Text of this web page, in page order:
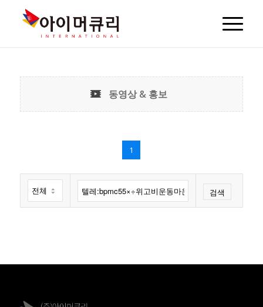
동영상 & 홍보
1
검색